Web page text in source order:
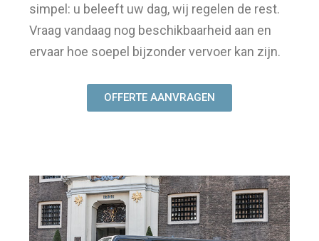
simpel: u beleeft uw dag, wij regelen de rest.
Vraag vandaag nog beschikbaarheid aan en
ervaar hoe soepel bijzonder vervoer kan zijn.
OFFERTE AANVRAGEN